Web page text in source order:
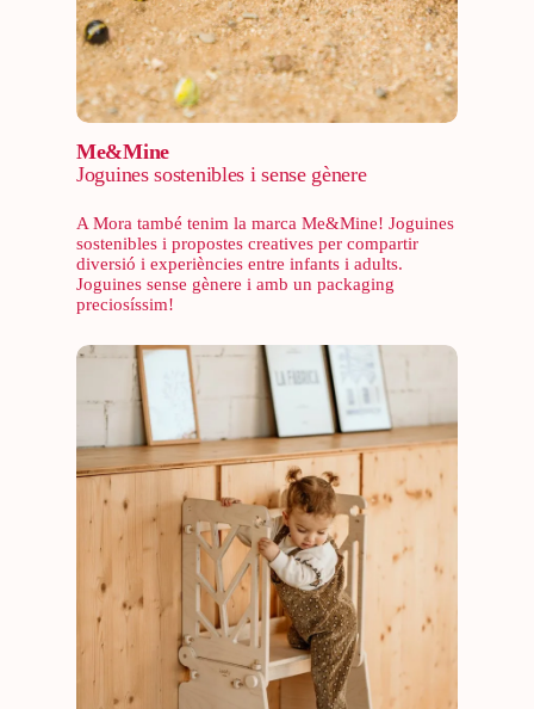
Me&Mine
Joguines sostenibles i sense gènere
A Mora també tenim la marca Me&Mine! Joguines
sostenibles i propostes creatives per compartir
diversió i experiències entre infants i adults.
Joguines sense gènere i amb un packaging
preciosíssim!